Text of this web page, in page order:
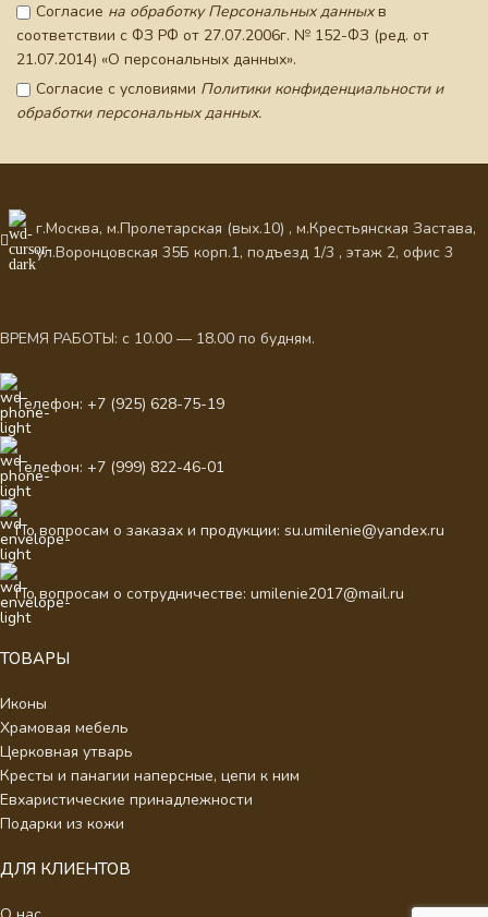
Согласие на обработку Персональных данныхв
соответствии с ФЗ РФ от 27.07.2006г. № 152-ФЗ (ред. от
21.07.2014) «О персональных данных».
Согласие с условиями Политики конфиденциальности и
обработки персональных данных.
г.Москва, м.Пролетарская (вых.10) , м.Крестьянская Застава,
ул.Воронцовская 35Б корп.1, подъезд 1/3 , этаж 2, офис 3
ВРЕМЯ РАБОТЫ: с 10.00 — 18.00 по будням.
Телефон: +7 (925) 628-75-19
Телефон: +7 (999) 822-46-01
По вопросам о заказах и продукции: su.umilenie@yandex.ru
По вопросам о сотрудничестве: umilenie2017@mail.ru
ТОВАРЫ
Иконы
Храмовая мебель
Церковная утварь
Кресты и панагии наперсные, цепи к ним
Евхаристические принадлежности
Подарки из кожи
ДЛЯ КЛИЕНТОВ